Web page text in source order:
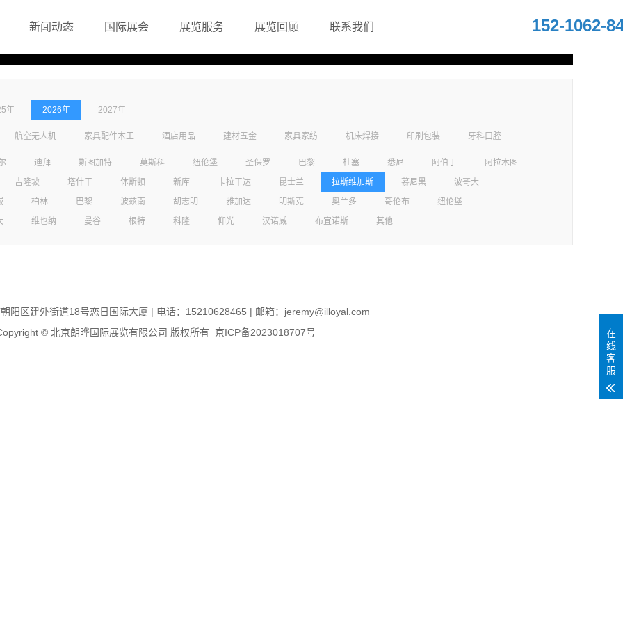
新闻动态 国际展会 展览服务 展览回顾 联系我们 152-1062-
年 2026年 2027年
航空无人机 家具配件木工 酒店用品 建材五金 家具家纺 机床焊接 印刷包装 牙科口腔
迪拜 斯图加特 莫斯科 纽伦堡 圣保罗 巴黎 杜塞 悉尼 阿伯丁
阿拉木图
吉隆坡 塔什干 休斯顿 新库 卡拉干达 昆士兰 拉斯维加斯 慕尼黑
波哥大
柏林 巴黎 波兹南 胡志明 雅加达 明斯克 奥兰多 哥伦布
纽伦堡
维也纳 曼谷 根特 科隆 仰光 汉诺威 布宜诺斯 其他
阳区建外街道18号恋日国际大厦 | 电话：15210628465 | 邮箱：jeremy@illoyal.com
© 北京朗晔国际展览有限公司 版权所有 京ICP备2023018707号
在
线
客
服